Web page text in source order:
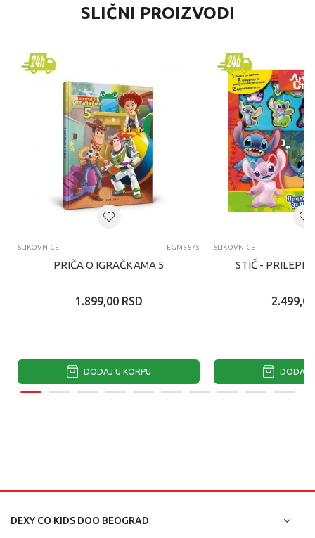
SLIČNI PROIZVODI
SLIKOVNICE EGM5675
PRIČA O IGRAČKAMA 5
1.899,00 RSD
DODAJ U KORPU
SLIKOVNICE
STIČ -
2.499,00
DODAJ
DEXY CO KIDS DOO BEOGRAD